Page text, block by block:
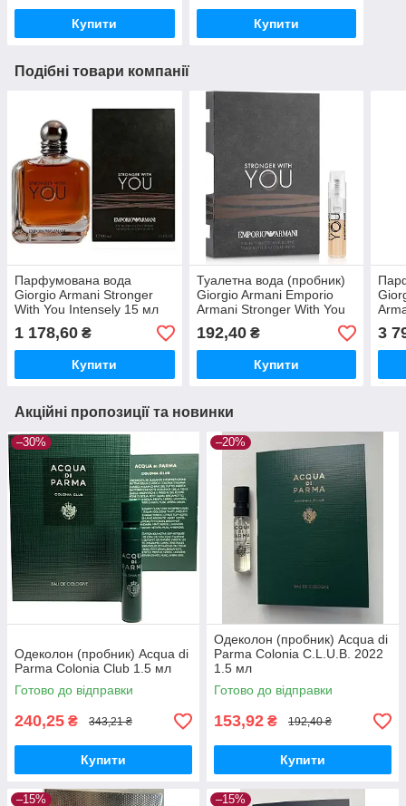
Купити Купити
Подібні товари компанії
Парфумована вода
Giorgio Armani Stronger
With You Intensely 15 мл
1 178,60 ₴
Купити
Туалетна вода (пробник)
Giorgio Armani Emporio
Armani Stronger With You
1.2 мл
192,40₴
Купити
3
Акційні пропозиції та новинки
–30%
Одеколон (пробник) Acqua di
Parma Colonia Club 1.5 мл
Готово до відправки
240,25 ₴ 343,21 ₴
Купити
–20%
Одеколон (пробник) Acqua di
Parma Colonia C.L.U.B. 2022
1.5 мл
Готово до відправки
153,92 ₴ 192,40 ₴
Купити
–15% –15%